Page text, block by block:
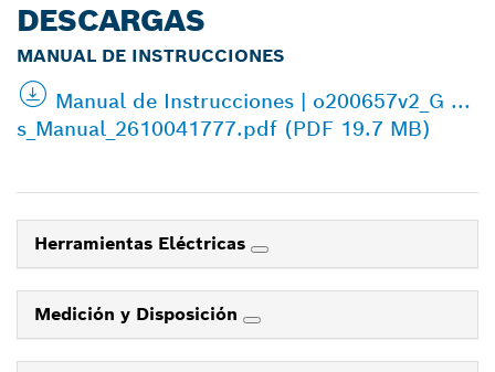
DESCARGAS
MANUAL DE INSTRUCCIONES
Manual de Instrucciones | o200657v2_G ...
s_Manual_2610041777.pdf (PDF 19.7 MB)
Herramientas Eléctricas
Medición y Disposición